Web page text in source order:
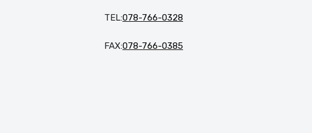
TEL:078-766-0328
FAX:078-766-0385